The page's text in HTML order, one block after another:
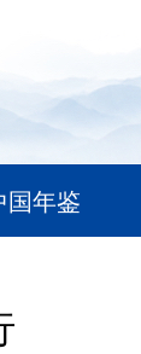
国年鉴